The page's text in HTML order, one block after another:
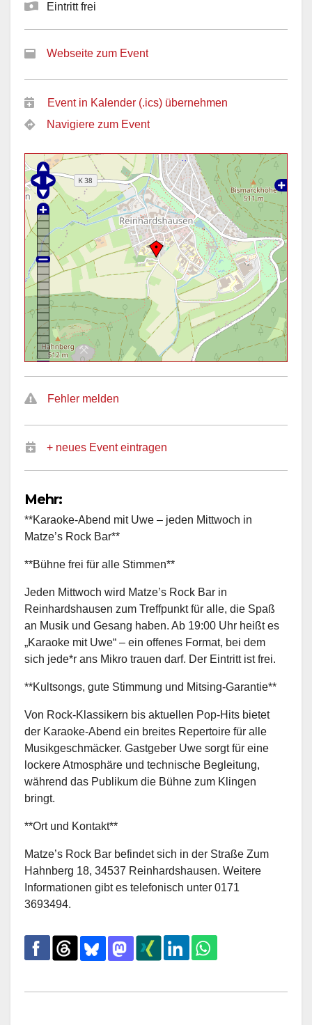
Eintritt frei
Webseite zum Event
Event in Kalender (.ics) übernehmen
Navigiere zum Event
Fehler melden
+ neues Event eintragen
Mehr:
**Karaoke-Abend mit Uwe – jeden Mittwoch in
Matze’s Rock Bar**
**Bühne frei für alle Stimmen**
Jeden Mittwoch wird Matze’s Rock Bar in
Reinhardshausen zum Treffpunkt für alle, die Spaß
an Musik und Gesang haben. Ab 19:00 Uhr heißt es
„Karaoke mit Uwe“ – ein offenes Format, bei dem
sich jede*r ans Mikro trauen darf. Der Eintritt ist frei.
**Kultsongs, gute Stimmung und Mitsing-Garantie**
Von Rock-Klassikern bis aktuellen Pop-Hits bietet
der Karaoke-Abend ein breites Repertoire für alle
Musikgeschmäcker. Gastgeber Uwe sorgt für eine
lockere Atmosphäre und technische Begleitung,
während das Publikum die Bühne zum Klingen
bringt.
**Ort und Kontakt**
Matze’s Rock Bar befindet sich in der Straße Zum
Hahnberg 18, 34537 Reinhardshausen. Weitere
Informationen gibt es telefonisch unter 0171
3693494.